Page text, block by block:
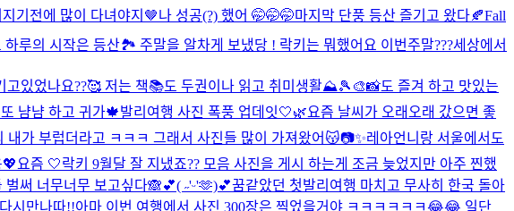
기전에 많이 다녀야지🤎나 성공(?) 했어 🤭🤭🤭마지막 단풍 등산 즐기고 왔다🍂Fall
하루의 시작은 등산🏞️ 주말을 알차게 보냈당 ! 락키는 뭐했어요 이번주말???세상에서
있었나요??🥰 저는 책📚도 두권이나 읽고 취미생활⛰️🎾🎨📸도 즐겨 하고 맛있는
냠냠 하고 귀가🍁발리여행 사진 폭풍 업데잇🤍🌿요즘 날씨가 오래오래 갔으면 좋
가 부럽더라고 ㅋㅋㅋ 그래서 사진들 많이 가져왔어😽📷✨레아언니랑 서울에서도
요즘 🤍락키 9월달 잘 지냈죠?? 모음 사진을 게시 하는게 조금 늦었지만 아주 찐했
써 너무너무 보고싶다🙈💕( ˶'ᵕ'🫶)💕꿈같았던 첫발리여행 마치고 무사히 한국 돌아
다시만나따!!아마 이번 여행에서 사진 300장은 찍었을거야 ㅋㅋㅋㅋㅋㅋ😂😂 일단